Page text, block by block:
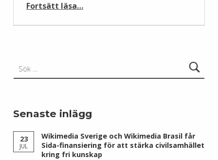
Fortsätt läsa…
Senaste inlägg
23
JUL
Wikimedia Sverige och Wikimedia Brasil får
Sida-finansiering för att stärka civilsamhället
kring fri kunskap